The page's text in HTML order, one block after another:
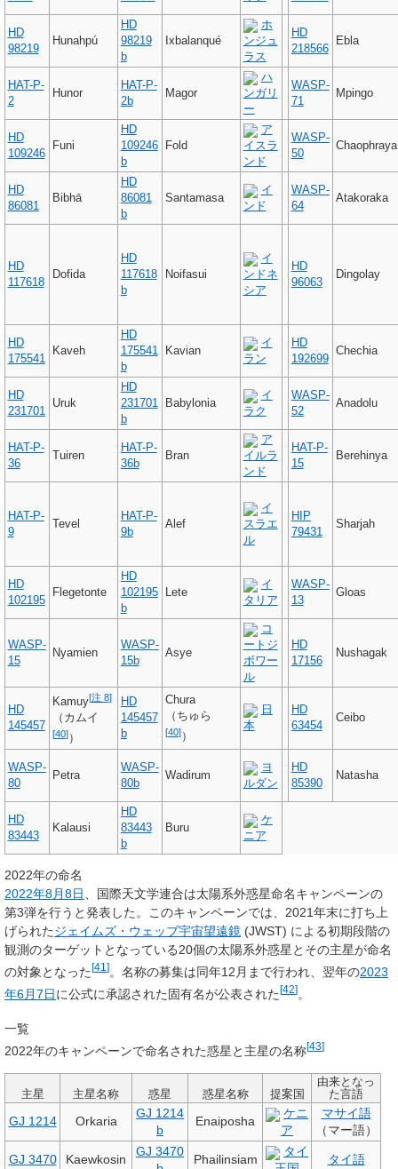
HD
98219
Hunahpú
HD
98219
b
Ixbalanqué
ホ
ンジュ
ラス
HD
218566
Ebla
HAT-P-
2
Hunor
HAT-P-
2b
Magor
ハ
ンガリ
ー
WASP-
71
Mpingo
HD
109246
Funi
HD
109246
b
Fold
ア
イスラ
ンド
WASP-
50
Chaophraya
HD
86081
Bibhā
HD
86081
b
Santamasa
イ
ンド
WASP-
64
Atakoraka
HD
117618
Dofida
HD
117618
b
Noifasui
イ
ンドネ
シア
HD
96063
Dingolay
HD
175541
Kaveh
HD
175541
b
Kavian
イ
ラン
HD
192699
Chechia
HD
231701
Uruk
HD
231701
b
Babylonia
イ
ラク
WASP-
52
Anadolu
HAT-P-
36
Tuiren
HAT-P-
36b
Bran
ア
イルラ
ンド
HAT-P-
15
Berehinya
HAT-P-
9
Tevel
HAT-P-
9b
Alef
イ
スラエ
ル
HIP
79431
Sharjah
HD
102195
Flegetonte
HD
102195
b
Lete
イ
タリア
WASP-
13
Gloas
WASP-
15
Nyamien
WASP-
15b
Asye
コ
ートジ
ボワー
ル
HD
17156
Nushagak
HD
145457
Kamuy[注 8]
（カムイ
[40]）
HD
145457
b
Chura
（ちゅら
[40]）
日
本
HD
63454
Ceibo
WASP-
80
Petra
WASP-
80b
Wadirum
ヨ
ルダン
HD
85390
Natasha
HD
83443
Kalausi
HD
83443
b
Buru
ケ
ニア
2022年の命名
2022年8月8日
、国際天文学連合は太陽系外惑星命名キャンペーンの
第3弾を行うと発表した。このキャンペーンでは、2021年末に打ち上
げられたジェイムズ・ウェッブ宇宙望遠鏡 (JWST) による初期段階の
観測のターゲットとなっている20個の太陽系外惑星とその主星が命名
の対象となった[41 ]。名称の募集は同年12月まで行われ、翌年の2023
年6月7日に公式に承認された固有名が公表された[42]。
一覧
2022年のキャンペーンで命名された惑星と主星の名称[43]
主星 主星名称 惑星 惑星名称 提案国
由来となっ
た言語
GJ 1214 Orkaria
GJ 1214
b
Enaiposha
ケニ
ア
マサイ語
（マー語）
GJ 3470 Kaewkosin
GJ 3470
Phailinsiam
タイ
タイ語